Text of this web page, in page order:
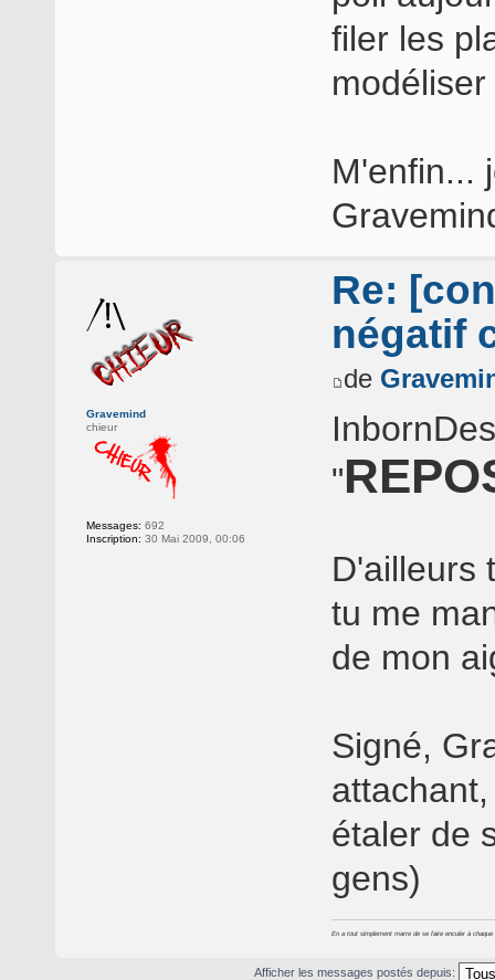
filer les
M'enfin...
Gravemind
chieur
Messages: 692
Inscription: 30 Mai 2009, 00:06
Re:
négatif
de
"
D'ailleurs
tu me
de mon
Signé,
étaler de
gens)
En a tout simplement marre de se faire enculer à
Afficher les messages postés depuis: